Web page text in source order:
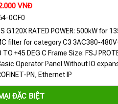
VNĐ.
VNĐGiá
là:
385.612.000 VNĐ.
0CF0
G120X RATED POWER: 500kW for
filter for category C3 3AC380-
+45 DEG C Frame Size: FSJ
Operator Panel Without IO
PN, Ethernet IP
ĐẶC BIỆT